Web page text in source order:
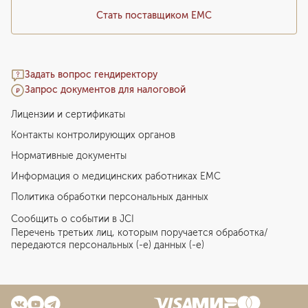
Стать поставщиком ЕМС
Задать вопрос гендиректору
Запрос документов для налоговой
Лицензии и сертификаты
Контакты контролирующих органов
Нормативные документы
Информация о медицинских работниках EMC
Политика обработки персональных данных
Сообщить о событии в JCI
Перечень третьих лиц, которым поручается обработка/
передаются персональных (-е) данных (-е)